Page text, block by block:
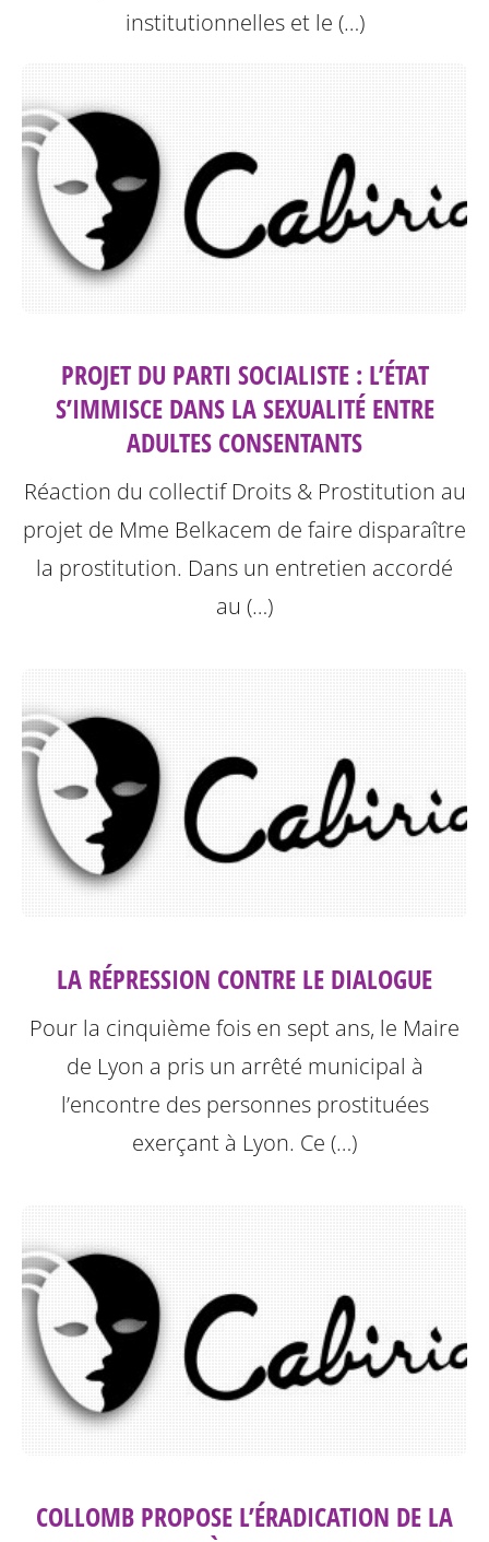
institutionnelles et le (…)
PROJET DU PARTI SOCIALISTE : L’ÉTAT
S’IMMISCE DANS LA SEXUALITÉ ENTRE
ADULTES CONSENTANTS
Réaction du collectif Droits & Prostitution au
projet de Mme Belkacem de faire disparaître
la prostitution. Dans un entretien accordé
au (…)
LA RÉPRESSION CONTRE LE DIALOGUE
Pour la cinquième fois en sept ans, le Maire
de Lyon a pris un arrêté municipal à
l’encontre des personnes prostituées
exerçant à Lyon. Ce (…)
COLLOMB PROPOSE L’ÉRADICATION DE LA